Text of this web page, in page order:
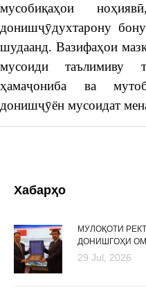
мусобиқаҳои
донишҷӯдухтарону
шудаанд. Вазифаҳои
мусоиди
ҳамаҷониба ва
донишҷӯён мусоидат
Хабарҳо
МУЛОҚОТИ
ДОНИШГОҲИ
29 Jul, 2026